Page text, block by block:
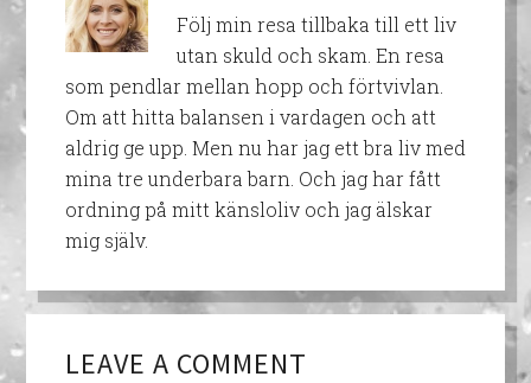
Följ min resa tillbaka till ett liv
utan skuld och skam. En resa
som pendlar mellan hopp och förtvivlan.
Om att hitta balansen i vardagen och att
aldrig ge upp. Men nu har jag ett bra liv med
mina tre underbara barn. Och jag har fått
ordning på mitt känsloliv och jag älskar
mig själv.
LEAVE A COMMENT